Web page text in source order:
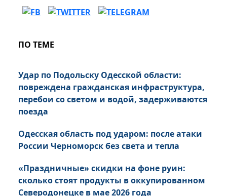
ПО ТЕМЕ
Удар по Подольску Одесской области:
повреждена гражданская инфраструктура,
перебои со светом и водой, задерживаются
поезда
Одесская область под ударом: после атаки
России Черноморск без света и тепла
«Праздничные» скидки на фоне руин:
сколько стоят продукты в оккупированном
Северодонецке в мае 2026 года